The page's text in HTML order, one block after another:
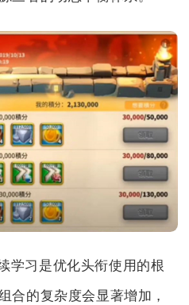
学习是优化头衔使用的根
合的复杂度会显著增加，